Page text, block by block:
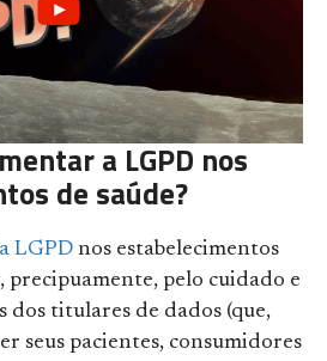
a LGPD nos
de saúde?
LGPD nos estabelecimentos
precipuamente, pelo cuidado e
dos titulares de dados (que,
seus pacientes, consumidores